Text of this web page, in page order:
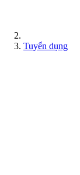
Tuyển dụng